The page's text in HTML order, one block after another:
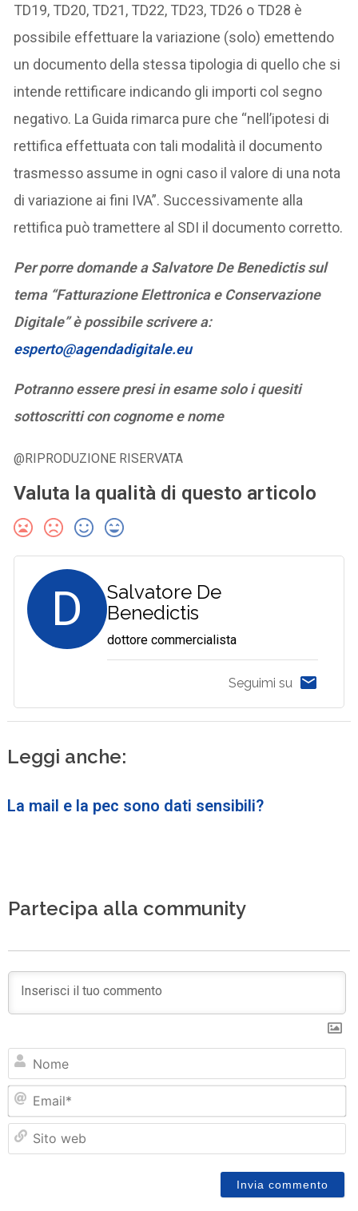
TD19, TD20, TD21, TD22, TD23, TD26 o TD28 è
possibile effettuare la variazione (solo) emettendo
un documento della stessa tipologia di quello che si
intende rettificare indicando gli importi col segno
negativo. La Guida rimarca pure che “nell’ipotesi di
rettifica effettuata con tali modalità il documento
trasmesso assume in ogni caso il valore di una nota
di variazione ai fini IVA”. Successivamente alla
rettifica può tramettere al SDI il documento corretto.
Per porre domande a Salvatore De Benedictis sul
tema “Fatturazione Elettronica e Conservazione
Digitale” è possibile scrivere a:
esperto@agendadigitale.eu
Potranno essere presi in esame solo i quesiti
sottoscritti con cognome e nome
@RIPRODUZIONE RISERVATA
Valuta la qualità di questo articolo
D
Salvatore De
Benedictis
dottore commercialista
Seguimi su
Leggi anche:
La mail e la pec sono dati sensibili?
Partecipa alla community